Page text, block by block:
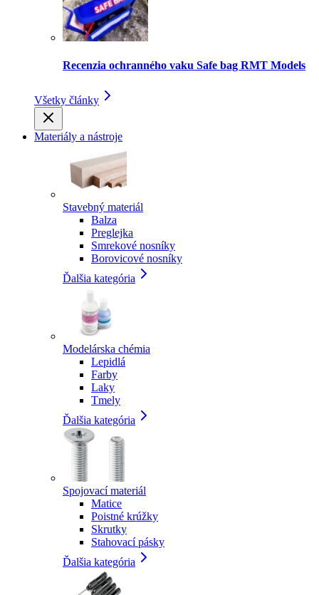
Recenzia ochranného vaku Safe bag RMT Models
Všetky články
Materiály a nástroje
Stavebný materiál
Balza
Preglejka
Smrekové nosníky
Borovicové nosníky
Ďalšia kategória
Modelárska chémia
Lepidlá
Farby
Laky
Tmely
Ďalšia kategória
Spojovací materiál
Matice
Poistné krúžky
Skrutky
Stahovací pásky
Ďalšia kategória